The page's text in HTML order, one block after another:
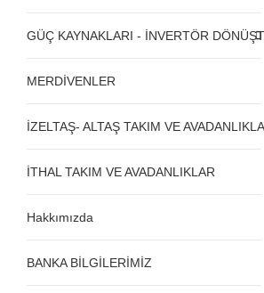
GÜÇ KAYNAKLARI - İNVERTÖR
MERDİVENLER
İZELTAŞ- ALTAŞ TAKIM VE
İTHAL TAKIM VE AVADANLIKLAR
Hakkımızda
BANKA BİLGİLERİMİZ